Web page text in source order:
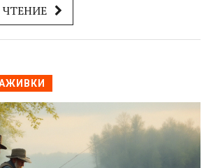
а что - просто миф.